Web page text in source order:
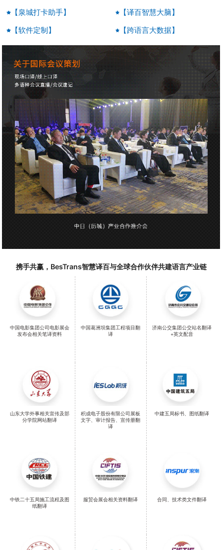
【泉城打卡助手】
【译百智慧大脑】
【软件定制】
【跨语言大数据】
携手共赢，BesTrans智慧译百与全球合作伙伴共建语言产业链
中国电影集团公司电影展会
发布会相关笔译资料
中国葛洲坝集团工程项目翻
译
济南公交集团公交站名翻译
+英文配音
山东大学外事相关宣传及部
分学院网站翻译
积成电子股份有限公司展板
文字、审计报告、宣传册翻
译
中建五局标书、图纸翻译
中铁二十五局施工流程及图
纸翻译
服贸会展会相关资料翻译 合同、技术类文件翻译